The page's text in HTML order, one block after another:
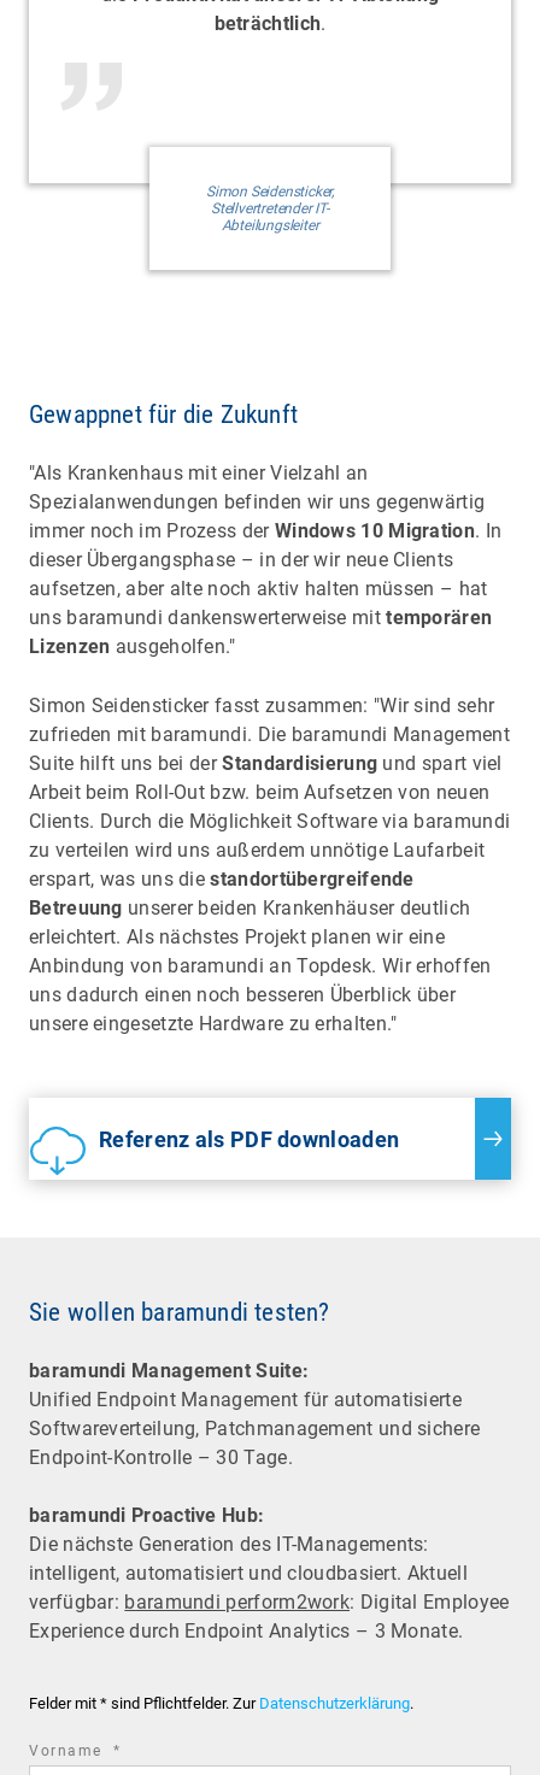
beträchtlich.
Simon Seidensticker,
Stellvertretender IT-
Abteilungsleiter
Gewappnet für die Zukunft
"Als Krankenhaus mit einer Vielzahl an
Spezialanwendungen befinden wir uns gegenwärtig
immer noch im Prozess der Windows 10 Migration. In
dieser Übergangsphase – in der wir neue Clients
aufsetzen, aber alte noch aktiv halten müssen – hat
uns baramundi dankenswerterweise mittemporären
Lizenzen ausgeholfen."
Simon Seidensticker fasst zusammen: "Wir sind sehr
zufrieden mit baramundi. Die baramundi Management
Suite hilft uns bei derStandardisierung und spart viel
Arbeit beim Roll-Out bzw. beim Aufsetzen von neuen
Clients. Durch die Möglichkeit Software via baramundi
zu verteilen wird uns außerdem unnötige Laufarbeit
erspart, was uns diestandortübergreifende
Betreuung unserer beiden Krankenhäuser deutlich
erleichtert. Als nächstes Projekt planen wir eine
Anbindung von baramundi an Topdesk. Wir erhoffen
uns dadurch einen noch besseren Überblick über
unsere eingesetzte Hardware zu erhalten."
Referenz als PDF downloaden
Sie wollen baramundi testen?
baramundi Management Suite:
Unified Endpoint Management für automatisierte
Software­verteilung, Patchmanagement und sichere
Endpoint-Kontrolle – 30 Tage.
baramundi Proactive Hub:
Die nächste Generation des IT-Managements:
intelligent, automatisiert und cloudbasiert. Aktuell
verfügbar: baramundi perform2work: Digital Employee
Experience durch Endpoint Analytics – 3 Monate.
Felder mit * sind Pflichtfelder. Zur Datenschutzerklärung.
Vorname *